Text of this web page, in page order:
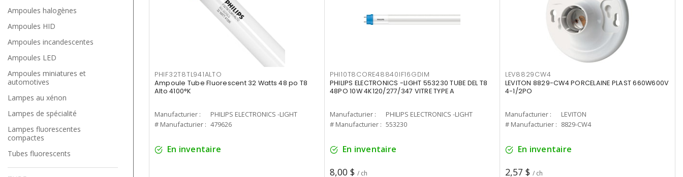
Ampoules halogènes
Ampoules HID
Ampoules incandescentes
Ampoules LED
Ampoules miniatures et
automotives
Lampes au xénon
Lampes de spécialité
Lampes fluorescentes
compactes
Tubes fluorescents
PHIF32T8TL941ALTO
Ampoule Tube Fluorescent 32 Watts 48 po T8
Alto 4100°K
Manufacturier :
PHILIPS ELECTRONICS -LIGHT
# Manufacturier : 479626
En inventaire
PHI10T8CORE48840IF16GDIM
PHILIPS ELECTRONICS -LIGHT 553230 TUBE DEL T8
48PO 10W 4K120/277/347 VITRE TYPE A
Manufacturier :
PHILIPS ELECTRONICS -LIGHT
# Manufacturier : 553230
En inventaire
8,00 $ / ch
LEV8829CW4
LEVITON 8829-CW4 PORCELAINE PLAST 660W600V
4-1/2PO
Manufacturier :
LEVITON
# Manufacturier : 8829-CW4
En inventaire
2,57 $ / ch